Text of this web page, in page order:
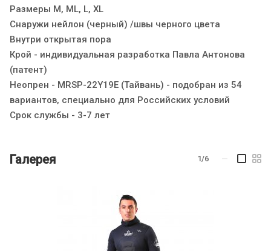
Размеры M, ML, L, XL
Снаружи нейлон (черный) /швы черного цвета
Внутри открытая пора
Крой - индивидуальная разработка Павла Антонова
(патент)
Неопрен - МRSP-22Y19E (Тайвань) - подобран из 54
вариантов, специально для Российских условий
Срок службы - 3-7 лет
Галерея 1/6